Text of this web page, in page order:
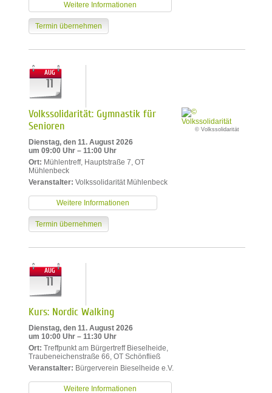
Weitere Informationen
Termin übernehmen
AUG
11
Volkssolidarität: Gymnastik für
Senioren
Dienstag, den 11. August 2026
um 09:00 Uhr – 11:00 Uhr
Ort: Mühlentreff, Hauptstraße 7, OT
Mühlenbeck
Veranstalter: Volkssolidarität Mühlenbeck
Weitere Informationen
Termin übernehmen
© Volkssolidarität
AUG
11
Kurs: Nordic Walking
Dienstag, den 11. August 2026
um 10:00 Uhr – 11:30 Uhr
Ort: Treffpunkt am Bürgertreff Bieselheide,
Traubeneichenstraße 66, OT Schönfließ
Veranstalter: Bürgerverein Bieselheide e.V.
Weitere Informationen